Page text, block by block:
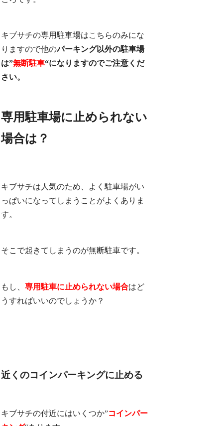
キブサチの専用駐車場はこちらのみにな
りますので他のパーキング以外の駐車場
は”無断駐車“になりますのでご注意くだ
さい。
専用駐車場に止められない
場合は？
キブサチは人気のため、よく駐車場がい
っぱいになってしまうことがよくありま
す。
そこで起きてしまうのが無断駐車です。
もし、専用駐車に止められない場合はど
うすればいいのでしょうか？
近くのコインパーキングに止める
キブサチの付近にはいくつか”コインパー